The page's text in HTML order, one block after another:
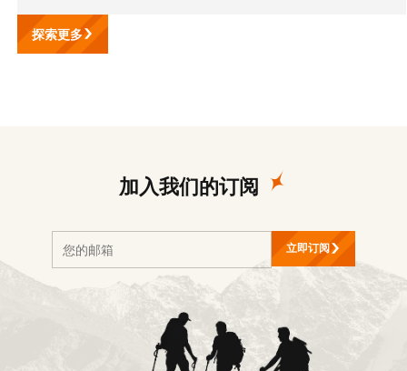
探索更多
加入我们的订阅
立即订阅